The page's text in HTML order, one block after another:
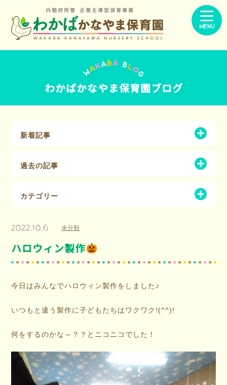
内閣府所管 企業主導型保育事業
MENU
わかばかなやま保育園ブログ
新着記事
過去の記事
カテゴリー
2022.10.6 未分類
ハロウィン製作
今日はみんなでハロウィン製作をしました♪
いつもと違う製作に子どもたちはワクワク!(^^)!
何をするのかな～？？とニコニコでした！